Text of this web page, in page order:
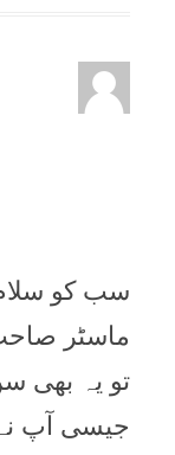
سب کو
ماسٹر
تو یہ بھی
جیسی آپ